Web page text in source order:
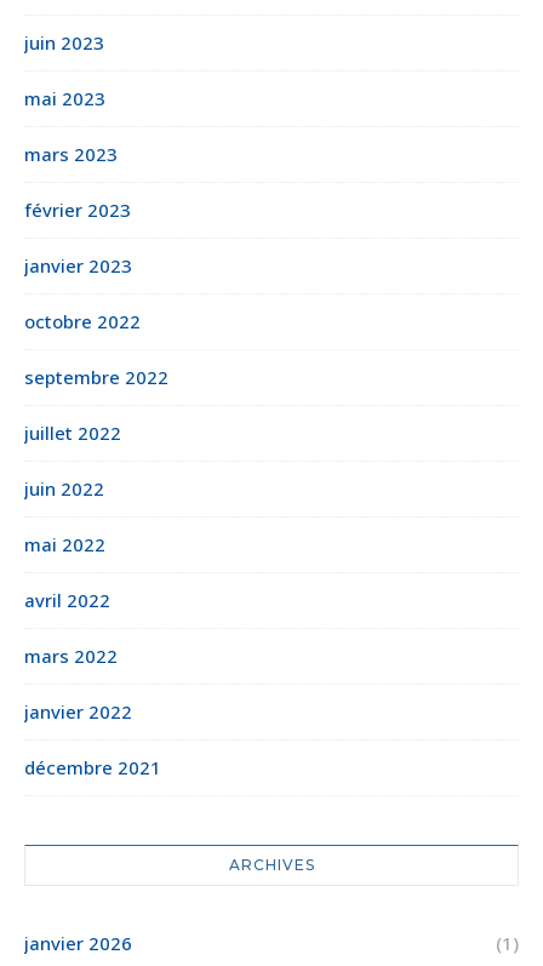
juin 2023
mai 2023
mars 2023
février 2023
janvier 2023
octobre 2022
septembre 2022
juillet 2022
juin 2022
mai 2022
avril 2022
mars 2022
janvier 2022
décembre 2021
ARCHIVES
janvier 2026 (1)